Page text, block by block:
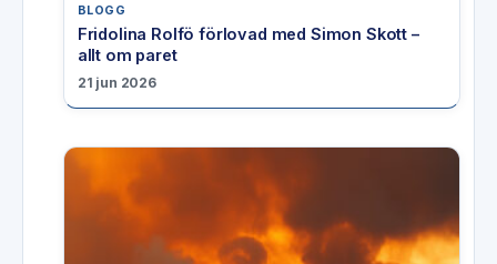
BLOGG
Fridolina Rolfö förlovad med Simon Skott –
allt om paret
21 jun 2026